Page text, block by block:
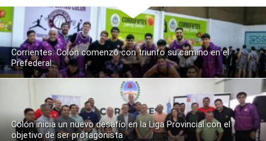
Corrientes: Colón comenzó con triunfo su camino en el
Prefederal
Colón inicia un nuevo desafío en la Liga Provincial con el
objetivo de ser protagonista